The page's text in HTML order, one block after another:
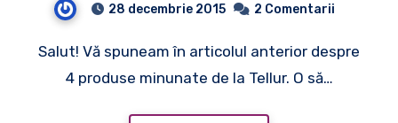
28 decembrie 2015 2 Comentarii
Salut! Vă spuneam în articolul anterior despre
4 produse minunate de la Tellur. O să…